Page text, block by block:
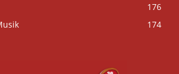
176
174